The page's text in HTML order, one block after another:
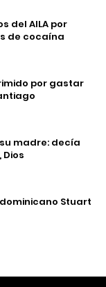
del AILA por
de cocaína
por gastar
madre: decía
Stuart